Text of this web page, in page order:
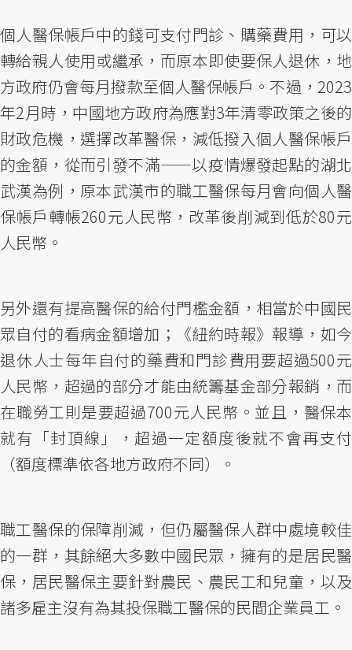
個人醫保帳戶中的錢可支付門診、購藥費用，可以
轉給親人使用或繼承，而原本即使要保人退休，地
方政府仍會每月撥款至個人醫保帳戶。不過，2023
年2月時，中國地方政府為應對3年清零政策之後的
財政危機，選擇改革醫保，減低撥入個人醫保帳戶
的金額，從而引發不滿——以疫情爆發起點的湖北
武漢為例，原本武漢市的職工醫保每月會向個人醫
保帳戶轉帳260元人民幣，改革後削減到低於80元
人民幣。
另外還有提高醫保的給付門檻金額，相當於中國民
眾自付的看病金額增加；《紐約時報》報導，如今
退休人士每年自付的藥費和門診費用要超過500元
人民幣，超過的部分才能由統籌基金部分報銷，而
在職勞工則是要超過700元人民幣。並且，醫保本
就有「封頂線」，超過一定額度後就不會再支付
（額度標準依各地方政府不同）。
職工醫保的保障削減，但仍屬醫保人群中處境較佳
的一群，其餘絕大多數中國民眾，擁有的是居民醫
保，居民醫保主要針對農民、農民工和兒童，以及
諸多雇主沒有為其投保職工醫保的民間企業員工。